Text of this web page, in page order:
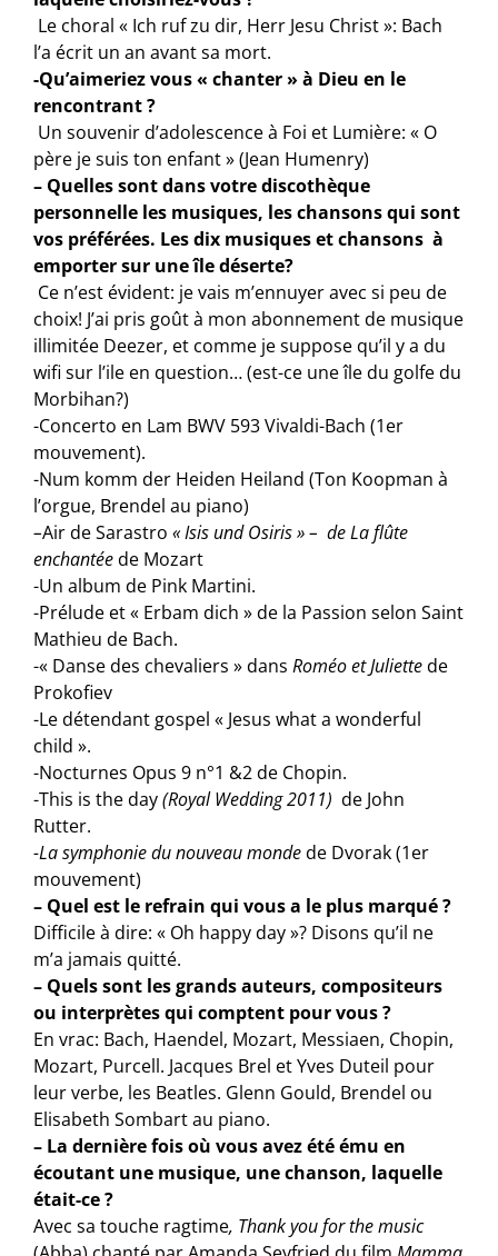
Le choral « Ich ruf zu dir, Herr Jesu Christ »: Bach
l’a écrit un an avant sa mort.
-Qu’aimeriez vous « chanter » à Dieu en le
rencontrant ?
Un souvenir d’adolescence à Foi et Lumière: « O
père je suis ton enfant » (Jean Humenry)
– Quelles sont dans votre discothèque
personnelle les musiques, les chansons qui sont
vos préférées. Les dix musiques et chansons à
emporter sur une île déserte?
Ce n’est évident: je vais m’ennuyer avec si peu de
choix! J’ai pris goût à mon abonnement de musique
illimitée Deezer, et comme je suppose qu’il y a du
wifi sur l’ile en question… (est-ce une île du golfe du
Morbihan?)
-Concerto en Lam BWV 593 Vivaldi-Bach (1er
mouvement).
-Num komm der Heiden Heiland (Ton Koopman à
l’orgue, Brendel au piano)
–Air de Sarastro « Isis und Osiris » – de La flûte
enchantéede Mozart
-Un album de Pink Martini.
-Prélude et « Erbam dich » de la Passion selon Saint
Mathieu de Bach.
-« Danse des chevaliers » dansRoméo et Juliettede
Prokofiev
-Le détendant gospel « Jesus what a wonderful
child ».
-Nocturnes Opus 9 n°1 &2 de Chopin.
-This is the day(Royal Wedding 2011) de John
Rutter.
-La symphonie du nouveau mondede Dvorak (1er
mouvement)
– Quel est le refrain qui vous a le plus marqué ?
Difficile à dire: « Oh happy day »? Disons qu’il ne
m’a jamais quitté.
– Quels sont les grands auteurs, compositeurs
ou interprètes qui comptent pour vous ?
En vrac: Bach, Haendel, Mozart, Messiaen, Chopin,
Mozart, Purcell. Jacques Brel et Yves Duteil pour
leur verbe, les Beatles. Glenn Gould, Brendel ou
Elisabeth Sombart au piano.
– La dernière fois où vous avez été ému en
écoutant une musique, une chanson, laquelle
était-ce ?
Avec sa touche ragtime, Thank you for the music